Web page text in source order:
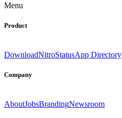
Menu
Product
DownloadNitroStatusApp Directory
Company
AboutJobsBrandingNewsroom